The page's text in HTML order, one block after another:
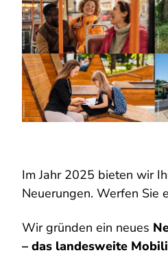
Im Jahr 2025 bieten wir
Neuerungen. Werfen Sie
Wir gründen ein neues
– das landesweite